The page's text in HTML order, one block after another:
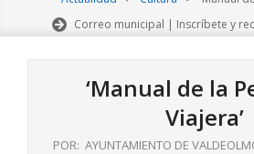
Correo municipal | Inscríbete y
‘Manual de la
Viajera’
POR: AYUNTAMIENTO DE